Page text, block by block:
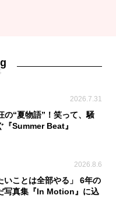
2026.7.31
の“夏物語”！笑って、騒
『Summer Beat』
2026.8.6
いことは全部やる」 6年の
写真集『In Motion』に込